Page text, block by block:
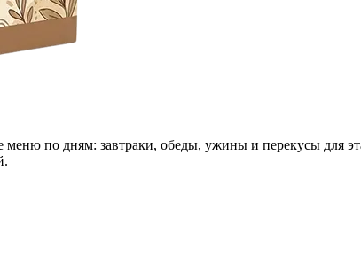
меню по дням: завтраки, обеды, ужины и перекусы для